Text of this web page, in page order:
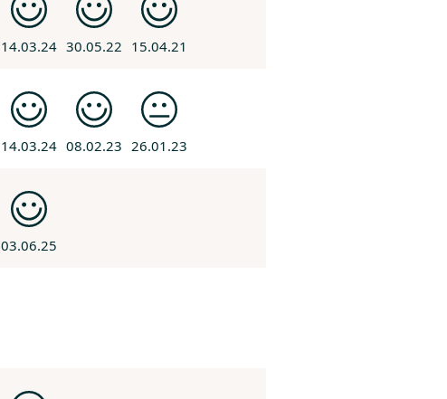
14.03.24 30.05.22 15.04.21
14.03.24 08.02.23 26.01.23
03.06.25